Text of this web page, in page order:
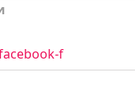
f